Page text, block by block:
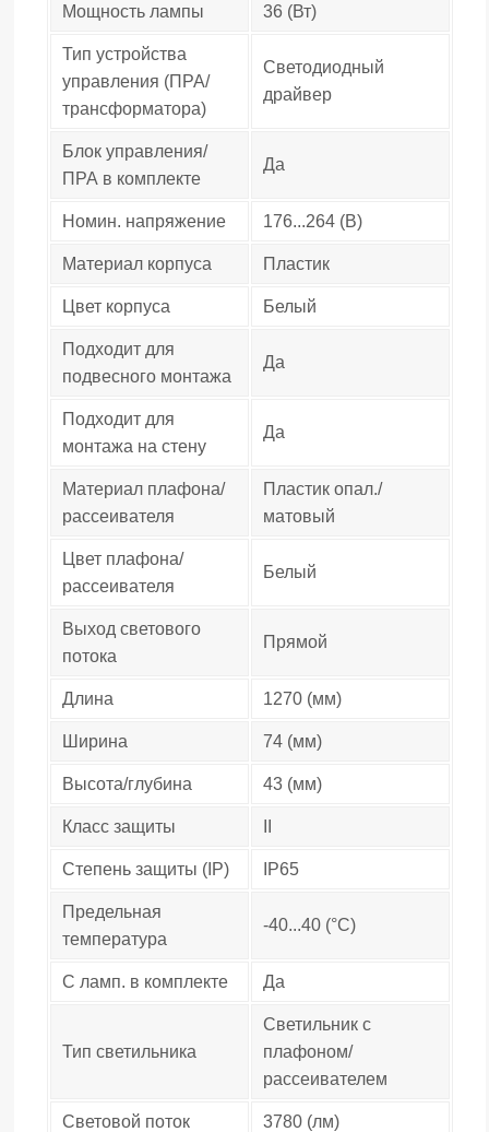
Мощность лампы 36 (Вт)
Тип устройства
управления (ПРА/
трансформатора)
Светодиодный
драйвер
Блок управления/
ПРА в комплекте
Да
Номин. напряжение 176...264 (В)
Материал корпуса Пластик
Цвет корпуса Белый
Подходит для
подвесного монтажа
Да
Подходит для
монтажа на стену
Да
Материал плафона/
рассеивателя
Пластик опал./
матовый
Цвет плафона/
рассеивателя
Белый
Выход светового
потока
Прямой
Длина 1270 (мм)
Ширина 74 (мм)
Высота/глубина 43 (мм)
Класс защиты
Степень защиты (IP) IP65
Предельная
температура
-40...40 (°C)
С ламп. в комплекте Да
Тип светильника
Светильник с
плафоном/
рассеивателем
Световой поток 3780 (лм)